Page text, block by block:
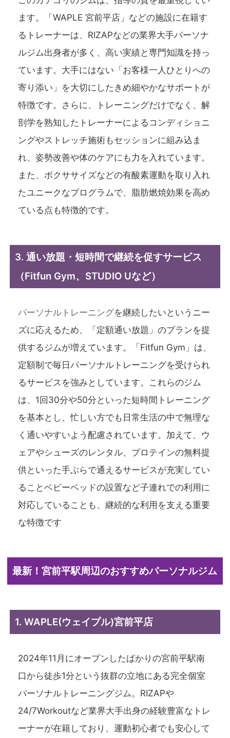
ます。「WAPLE 宮前平店」などの施設に在籍す
るトレーナーは、RIZAPなどの業界大手パーソナ
ルジム出身者が多く、高い実績と専門知識を持っ
ています。大手にはない「お客様一人ひとりへの
寄り添い」を大切にしたきめ細やかなサポートが
特徴です。さらに、トレーニングだけでなく、解
剖学を熟知したトレーナーによるコンディショニ
ングやストレッチ施術もセッションに組み込ま
れ、姿勢改善や体のケアにも力を入れています。
また、ボクササイズなどの有酸素運動を取り入れ
たユニークなプログラムで、脂肪燃焼効果を高め
ている点も特徴的です。
3. 通い放題・短時間で継続を促すサービス
（Fitfun Gym、STUDIO Uなど）
パーソナルトレーニングを継続したいというニー
ズに応えるため、「定額通い放題」のプランを提
供するジムが増えています。「Fitfun Gym」は、
定額制で毎日パーソナルトレーニングを受けられ
るサービスを強みとしています。これらのジム
は、1回30分や50分といった短時間トレーニング
を基本とし、忙しい方でも日常生活の中で無理な
く通いやすいよう配慮されています。加えて、ウ
ェアやシューズのレンタル、プロテインの無料提
供といった手ぶらで通えるサービスが充実してい
ることベビーベッドの設置など子連れでの利用に
対応していることも、継続的な利用を支える重要
な特徴です
最新！宮前平駅周辺のおすすめパーソナルジム
1. WAPLE(ウェイプル)宮前平店
2024年11月にオープンしたばかりの宮前平駅南
口から徒歩1分という抜群の立地にある完全個室
パーソナルトレーニングジム。RIZAPや
24/7Workoutなど業界大手出身の経験豊富なトレ
ーナーが在籍しており、運動初心者でも安心して